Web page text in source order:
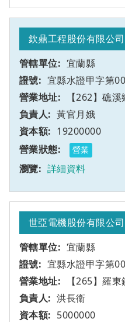
欽鼎工程股份有限公司
宜蘭縣
宜縣水證甲字第
【262】礁
黃官月娥
19200000
營業
詳細資料
世亞電機股份有限公司
宜蘭縣
宜縣水證甲字第
【265】羅
洪長衞
5000000